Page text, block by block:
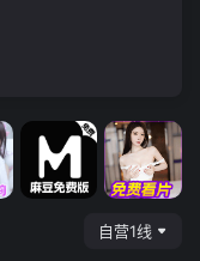
自营1线